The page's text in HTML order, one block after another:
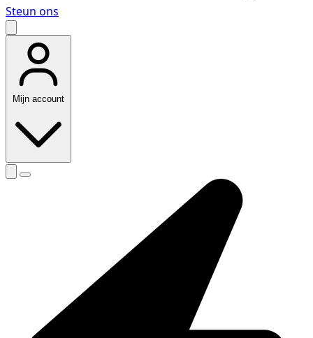
Steun ons
Mijn account